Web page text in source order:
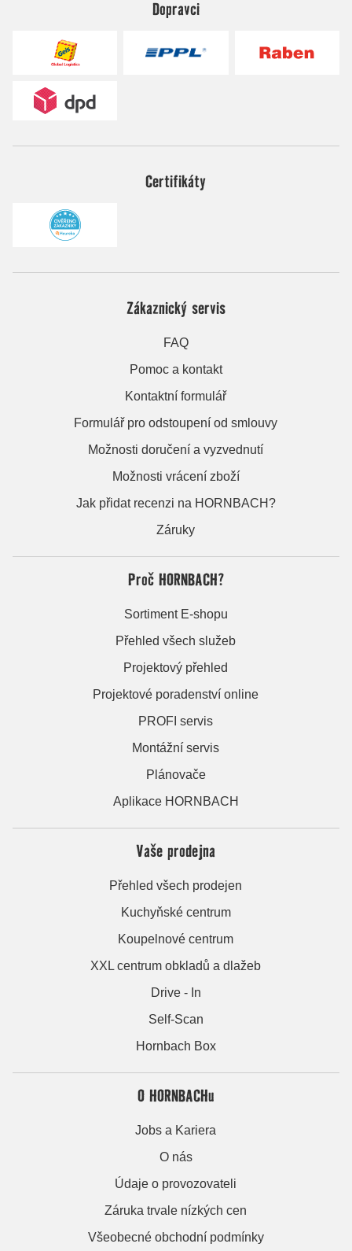
Dopravci
Certifikáty
Zákaznický servis
FAQ
Pomoc a kontakt
Kontaktní formulář
Formulář pro odstoupení od smlouvy
Možnosti doručení a vyzvednutí
Možnosti vrácení zboží
Jak přidat recenzi na HORNBACH?
Záruky
Proč HORNBACH?
Sortiment E-shopu
Přehled všech služeb
Projektový přehled
Projektové poradenství online
PROFI servis
Montážní servis
Plánovače
Aplikace HORNBACH
Vaše prodejna
Přehled všech prodejen
Kuchyňské centrum
Koupelnové centrum
XXL centrum obkladů a dlažeb
Drive - In
Self-Scan
Hornbach Box
O HORNBACHu
Jobs a Kariera
O nás
Údaje o provozovateli
Záruka trvale nízkých cen
Všeobecné obchodní podmínky